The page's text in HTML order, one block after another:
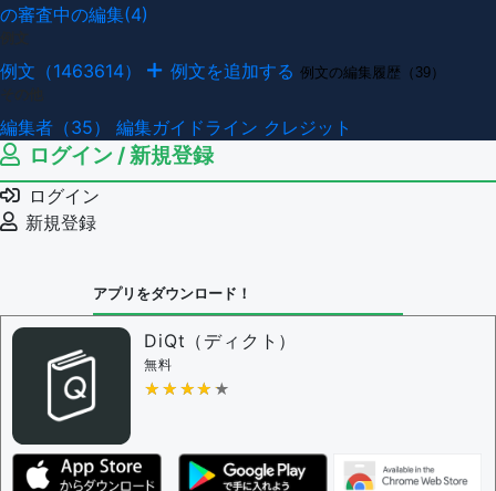
の審査中の編集(4)
例文（1463614） 例文を追加する 例文の編集履歴（39）
編集者（35） 編集ガイドライン クレジット
ログイン / 新規登録
ログイン
新規登録
アプリをダウンロード！
DiQt（ディクト）
無料
★★★★★
★★★★★